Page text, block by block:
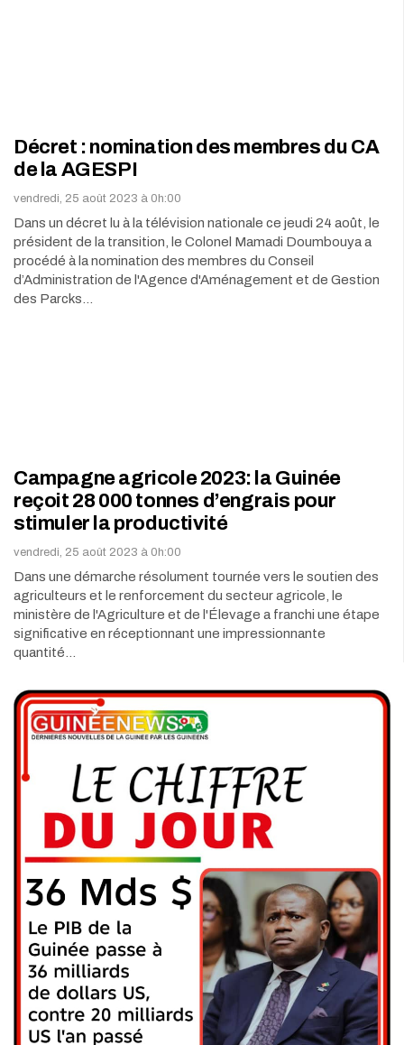
Décret : nomination des membres du CA
de la AGESPI
vendredi, 25 août 2023 à 0h:00
Dans un décret lu à la télévision nationale ce jeudi 24 août, le
président de la transition, le Colonel Mamadi Doumbouya a
procédé à la nomination des membres du Conseil
d’Administration de l'Agence d'Aménagement et de Gestion
des Parcks…
Campagne agricole 2023: la Guinée
reçoit 28 000 tonnes d’engrais pour
stimuler la productivité
vendredi, 25 août 2023 à 0h:00
Dans une démarche résolument tournée vers le soutien des
agriculteurs et le renforcement du secteur agricole, le
ministère de l'Agriculture et de l'Élevage a franchi une étape
significative en réceptionnant une impressionnante
quantité…